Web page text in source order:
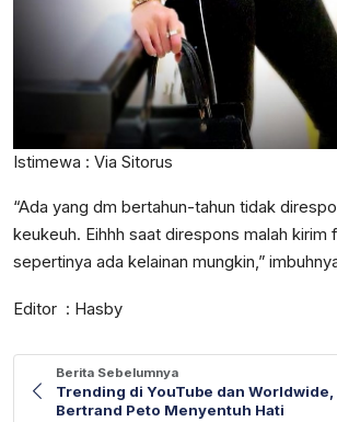
Istimewa : Via Sitorus
“Ada yang dm bertahun-tahun tidak
keukeuh. Eihhh saat direspons malah
sepertinya ada kelainan mungkin,”
Editor : Hasby
Berita Sebelumnya
Trending di YouTube dan Worldwide,
Bertrand Peto Menyentuh Hati